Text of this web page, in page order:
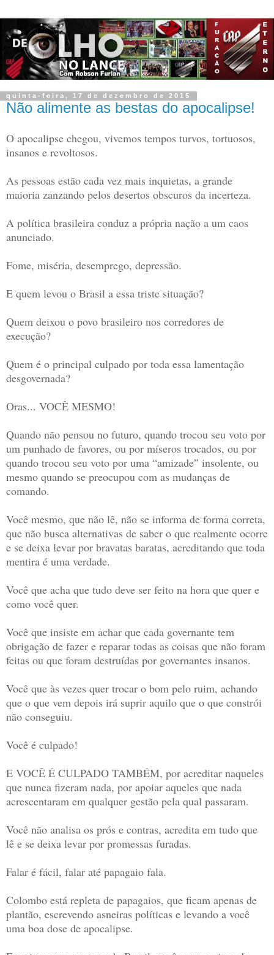
quinta-feira, 17 de dezembro de 2015
Não alimente as bestas do apocalipse!
O apocalipse chegou, vivemos tempos turvos, tortuosos,
insanos e revoltosos.
As pessoas estão cada vez mais inquietas, a grande
maioria zanzando pelos desertos obscuros da incerteza.
A política brasileira conduz a própria nação a um caos
anunciado.
Fome, miséria, desemprego, depressão.
E quem levou o Brasil a essa triste situação?
Quem deixou o povo brasileiro nos corredores de
execução?
Quem é o principal culpado por toda essa lamentação
desgovernada?
Oras... VOCÊ MESMO!
Quando não pensou no futuro, quando trocou seu voto por
um punhado de favores, ou por míseros trocados, ou por
quando trocou seu voto por uma “amizade” insolente, ou
mesmo quando se preocupou com as mudanças de
comando.
Você mesmo, que não lê, não se informa de forma correta,
que não busca alternativas de saber o que realmente ocorre
e se deixa levar por bravatas baratas, acreditando que toda
mentira é uma verdade.
Você que acha que tudo deve ser feito na hora que quer e
como você quer.
Você que insiste em achar que cada governante tem
obrigação de fazer e reparar todas as coisas que não foram
feitas ou que foram destruídas por governantes insanos.
Você que às vezes quer trocar o bom pelo ruim, achando
que o que vem depois irá suprir aquilo que o que constrói
não conseguiu.
Você é culpado!
E VOCÊ É CULPADO TAMBÉM, por acreditar naqueles
que nunca fizeram nada, por apoiar aqueles que nada
acrescentaram em qualquer gestão pela qual passaram.
Você não analisa os prós e contras, acredita em tudo que
lê e se deixa levar por promessas furadas.
Falar é fácil, falar até papagaio fala.
Colombo está repleta de papagaios, que ficam apenas de
plantão, escrevendo asneiras políticas e levando a você
uma boa dose de apocalipse.